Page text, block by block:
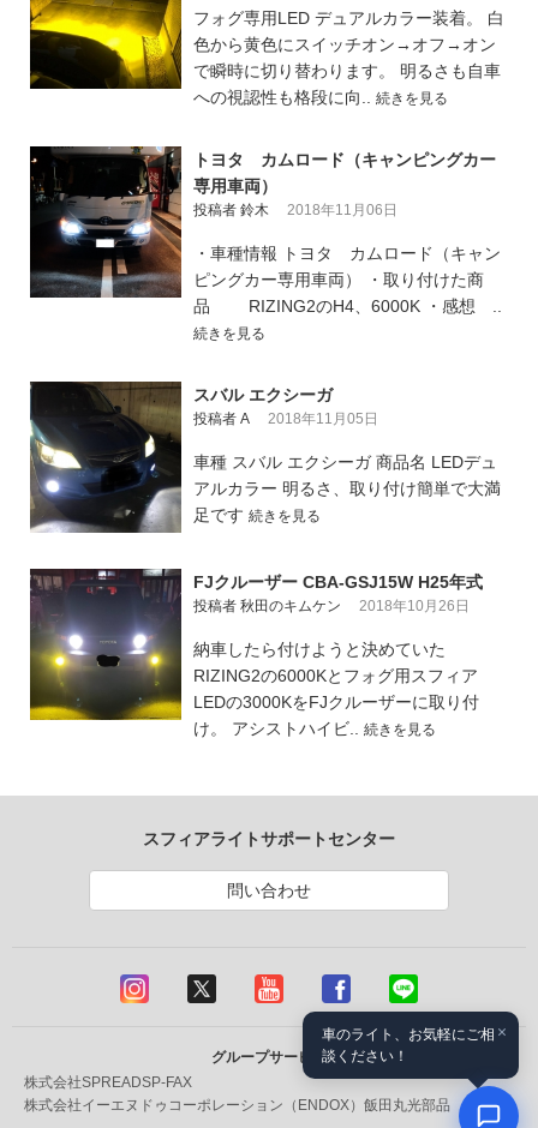
フォグ専用LED デュアルカラー装着。 白
色から黄色にスイッチオン→オフ→オン
で瞬時に切り替わります。 明るさも自車
への視認性も格段に向.. 続きを見る
トヨタ カムロード（キャンピングカー
専用車両）
投稿者 鈴木 2018年11月06日
・車種情報 トヨタ カムロード（キャン
ピングカー専用車両） ・取り付けた商
品 RIZING2のH4、6000K ・感想 ..
続きを見る
スバル エクシーガ
投稿者 A 2018年11月05日
車種 スバル エクシーガ 商品名 LEDデュ
アルカラー 明るさ、取り付け簡単で大満
足です 続きを見る
FJクルーザー CBA-GSJ15W H25年式
投稿者 秋田のキムケン 2018年10月26日
納車したら付けようと決めていた
RIZING2の6000Kとフォグ用スフィア
LEDの3000KをFJクルーザーに取り付
け。 アシストハイビ.. 続きを見る
スフィアライトサポートセンター
問い合わせ
グループサービス
株式会社SPREADSP-FAX
株式会社イーエヌドゥコーポレーション（ENDOX） 飯田丸光部品
×
車のライト、お気軽にご相
談ください！